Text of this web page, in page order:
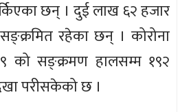
छन् । दुई लाख ६२ हजार
रहेका छन् । कोरोना
को सङ्क्रमण हालसम्म १९२
परीसकेको छ ।